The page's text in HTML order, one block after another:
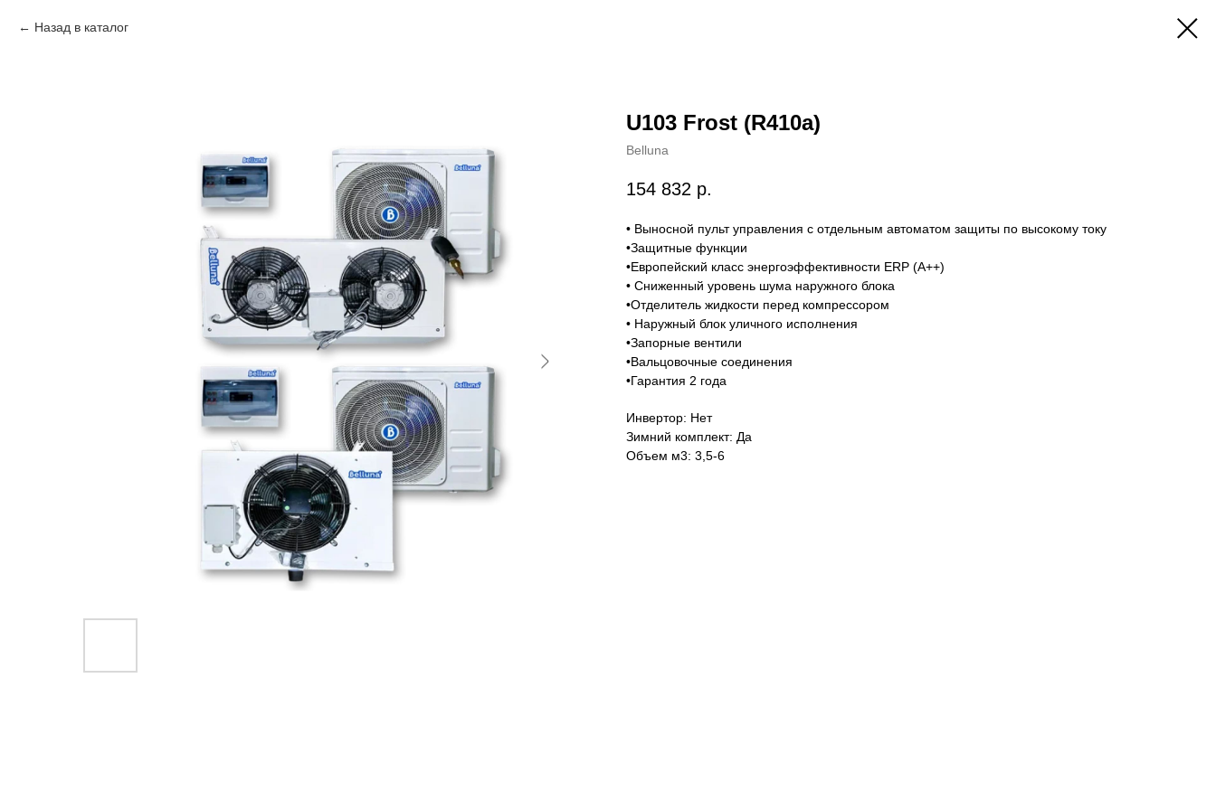
Назад в каталог
U103 Frost (R410a)
Belluna
154 832 р.
• Выносной пульт управления с отдельным автоматом защиты по высокому току
•Защитные функции
•Европейский класс энергоэффективности ERP (A++)
• Сниженный уровень шума наружного блока
•Отделитель жидкости перед компрессором
• Наружный блок уличного исполнения
•Запорные вентили
•Вальцовочные соединения
•Гарантия 2 года
Инвертор: Нет
Зимний комплект: Да
Объем м3: 3,5-6